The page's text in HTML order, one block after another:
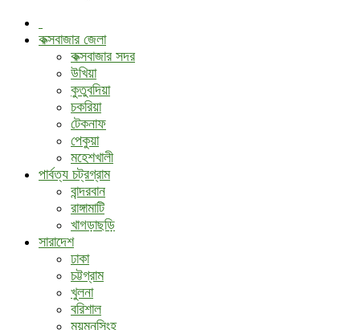
কক্সবাজার জেলা
কক্সবাজার সদর
উখিয়া
কুতুবদিয়া
চকরিয়া
টেকনাফ
পেকুয়া
মহেশখালী
পার্বত্য চট্রগ্রাম
বান্দরবান
রাঙ্গামাটি
খাগড়াছড়ি
সারাদেশ
ঢাকা
চট্টগ্রাম
খুলনা
বরিশাল
ময়মনসিংহ